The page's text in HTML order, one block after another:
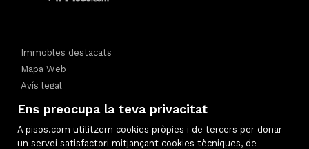
Ens preocupa la teva privacitat
A pisos.com utilitzem cookies pròpies i de tercers per donar
un servei satisfactori mitjançant cookies tècniques, de
Immobles destacats
Mapa Web
Avís legal
Política de cookies